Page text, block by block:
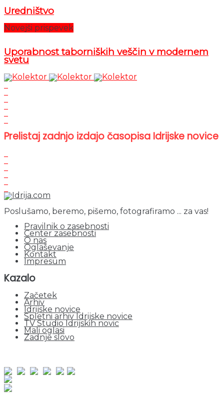
Uredništvo
Novejši prispevek
Uporabnost taborniških veščin v modernem
svetu
Prelistaj zadnjo izdajo časopisa Idrijske novice
Poslušamo, beremo, pišemo, fotografiramo ... za vas!
Pravilnik o zasebnosti
Center zasebnosti
O nas
Oglaševanje
Kontakt
Impresum
Kazalo
Začetek
Arhiv
Idrijske novice
Spletni arhiv Idrijske novice
TV Studio Idrijskih novic
Mali oglasi
Zadnje slovo